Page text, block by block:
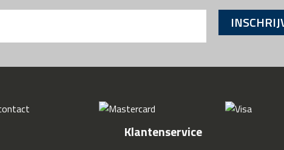
Klantenservice